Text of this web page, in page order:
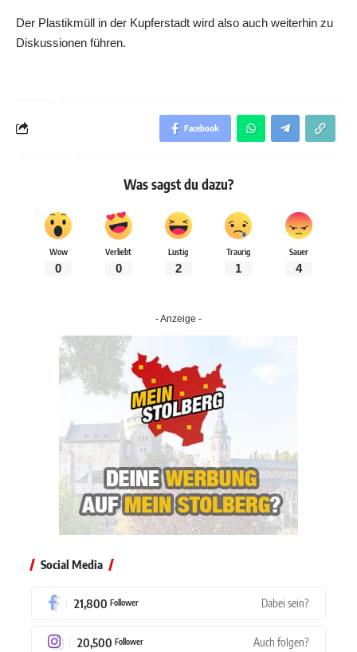
Der Plastikmüll in der Kupferstadt wird also auch weiterhin zu
Diskussionen führen.
Facebook
Was sagst du dazu?
Wow
0
Verliebt
0
Lustig
2
Traurig
1
Sauer
4
- Anzeige -
Social Media
21,800 Follower Dabei sein?
20,500 Follower Auch folgen?